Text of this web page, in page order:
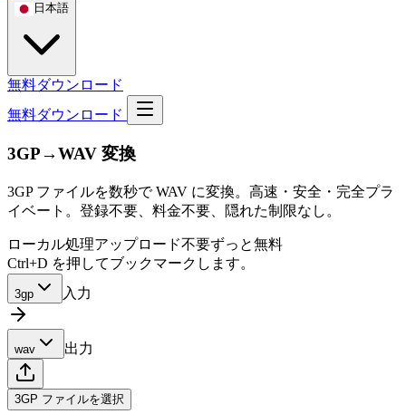
日本語
無料ダウンロード
無料ダウンロード
3GP→WAV 変換
3GP ファイルを数秒で WAV に変換。高速・安全・完全プラ
イベート。登録不要、料金不要、隠れた制限なし。
ローカル処理アップロード不要ずっと無料
Ctrl+D を押してブックマークします。
3gp 入力
wav 出力
3GP ファイルを選択